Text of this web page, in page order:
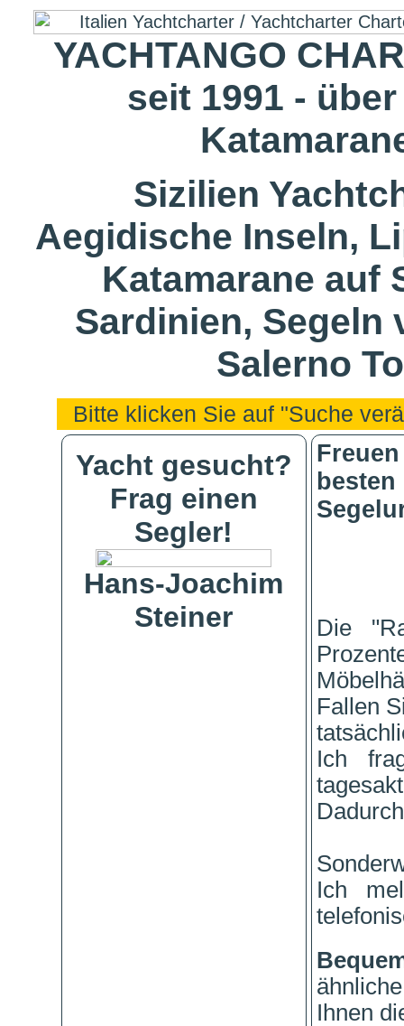
YACHTANGO
seit 1991 -
Sizilien
Aegidische Inseln,
Katamarane auf
Sardinien, Segeln
Salerno
Bitte klicken Sie auf "Suche
Yacht gesucht?
Frag einen
Segler!
Hans-Joachim
Steiner
Die
Fallen
Ich
Ich
Ihnen